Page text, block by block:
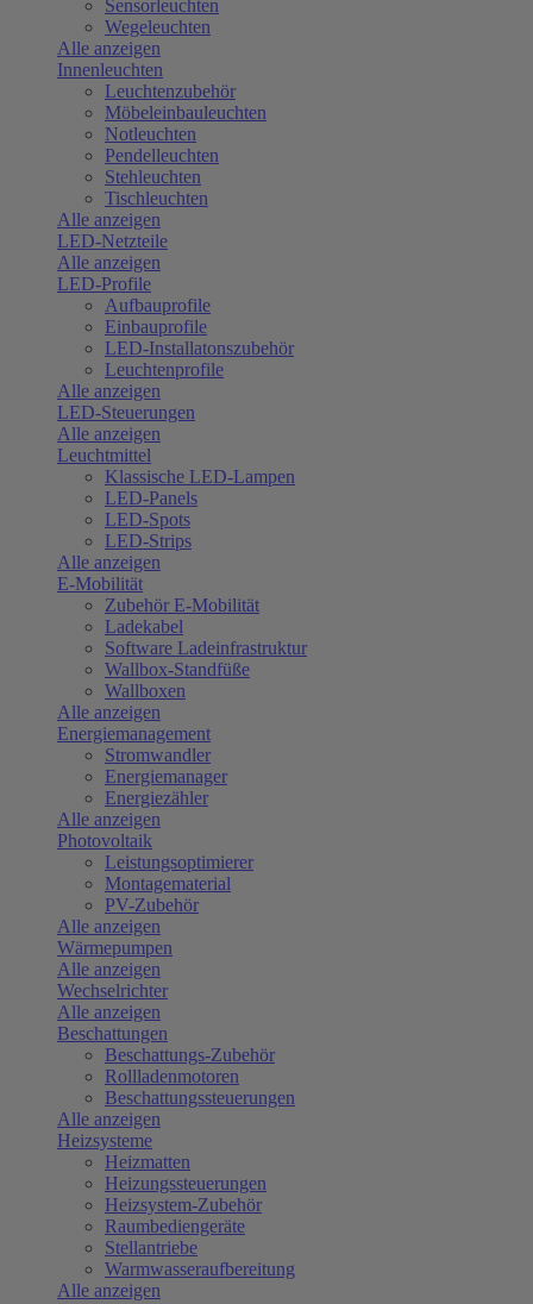
Sensorleuchten
Wegeleuchten
Alle anzeigen
Innenleuchten
Leuchtenzubehör
Möbeleinbauleuchten
Notleuchten
Pendelleuchten
Stehleuchten
Tischleuchten
Alle anzeigen
LED-Netzteile
Alle anzeigen
LED-Profile
Aufbauprofile
Einbauprofile
LED-Installatonszubehör
Leuchtenprofile
Alle anzeigen
LED-Steuerungen
Alle anzeigen
Leuchtmittel
Klassische LED-Lampen
LED-Panels
LED-Spots
LED-Strips
Alle anzeigen
E-Mobilität
Zubehör E-Mobilität
Ladekabel
Software Ladeinfrastruktur
Wallbox-Standfüße
Wallboxen
Alle anzeigen
Energiemanagement
Stromwandler
Energiemanager
Energiezähler
Alle anzeigen
Photovoltaik
Leistungsoptimierer
Montagematerial
PV-Zubehör
Alle anzeigen
Wärmepumpen
Alle anzeigen
Wechselrichter
Alle anzeigen
Beschattungen
Beschattungs-Zubehör
Rollladenmotoren
Beschattungssteuerungen
Alle anzeigen
Heizsysteme
Heizmatten
Heizungssteuerungen
Heizsystem-Zubehör
Raumbediengeräte
Stellantriebe
Warmwasseraufbereitung
Alle anzeigen